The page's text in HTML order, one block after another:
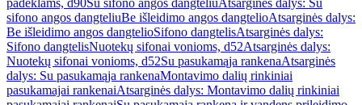
padėklams, d90Su sifono angos dangteliuAtsarginės dalys: Su
sifono angos dangteliuBe išleidimo angos dangtelioAtsarginės dalys:
Be išleidimo angos dangtelioSifono dangtelisAtsarginės dalys:
Sifono dangtelisNuotekų sifonai vonioms, d52Atsarginės dalys:
Nuotekų sifonai vonioms, d52Su pasukamąja rankenaAtsarginės
dalys: Su pasukamąja rankenaMontavimo dalių rinkiniai
pasukamajai rankenaiAtsarginės dalys: Montavimo dalių rinkiniai